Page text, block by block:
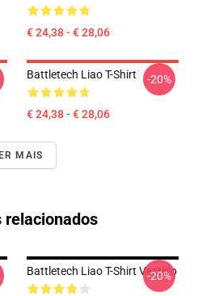
€ 24,38 - € 28,06
Battletech Liao T-Shirt
€ 24,38 - € 28,06
-20%
MAIS
relacionados
Battletech Liao T-Shirt Vestido
-20%